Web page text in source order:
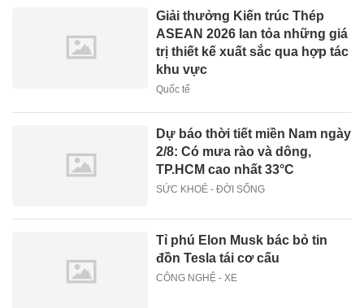
Giải thưởng Kiến trúc Thép
ASEAN 2026 lan tỏa những giá
trị thiết kế xuất sắc qua hợp tác
khu vực
Quốc tế
Dự báo thời tiết miền Nam ngày
2/8: Có mưa rào và dông,
TP.HCM cao nhất 33°C
SỨC KHOẺ - ĐỜI SỐNG
Tỉ phú Elon Musk bác bỏ tin
đồn Tesla tái cơ cấu
CÔNG NGHỆ - XE